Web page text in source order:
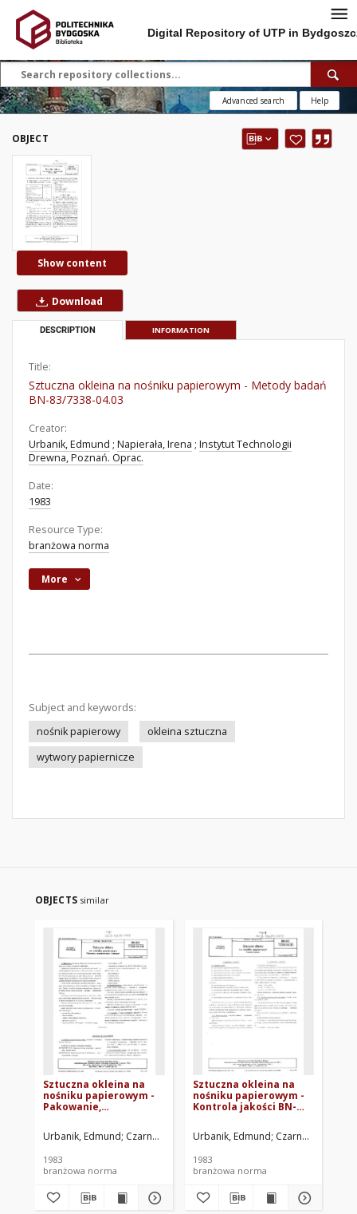
Digital Repository of UTP in
Advanced search Help
OBJECT
Show content
Download
DESCRIPTION INFORMATION
Title:
Sztuczna okleina na nośniku papierowym - Metody badań
BN-83/7338-04.03
Creator:
Urbanik, Edmund ; Napierała, Irena ; Instytut Technologii
Drewna, Poznań. Oprac.
Date:
1983
Resource Type:
branżowa norma
More
Subject and keywords:
nośnik papierowy
okleina sztuczna
wytwory papiernicze
OBJECTS similar
Sztuczna okleina na
nośniku papierowym -
Pakowanie,
transport BN-83/7338-
04.04
Urbanik, Edmund Czarnecka, Anna Instytut Technologii Drewna,
1983
branżowa norma
Sztuczna okleina na
nośniku papierowym -
Kontrola jakości BN-
Urbanik, Edmund Czarnecka, Anna
1983
branżowa norma